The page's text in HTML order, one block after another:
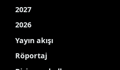
2027
2026
Yayın akışı
Röportaj